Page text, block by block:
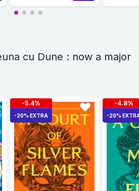
cu Dune : now a major
-5.4%
-20% EXTRA
-4.8%
-20%